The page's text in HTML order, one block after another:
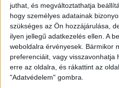
juthat, és megváltoztathatja
hogy személyes adatainak
szükséges az Ön hozzájárulása,
ilyen jellegű adatkezelés ellen. A
weboldalra érvényesek. Bármikor
preferenciáit, vagy visszavonhatja
erre az oldalra, és rákattint az
"Adatvédelem" gombra.
FRISS
ZÖLDINFÓ 4 óra telt el a
Történelmi mélypontra
beavatkozással
ZÖLDINFÓ 1 nap telt el a
A hőség miatt
talajközeli ózon szintje